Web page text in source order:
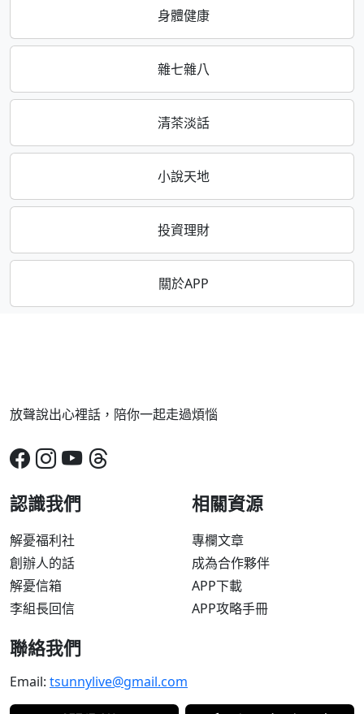
身體健康
雜七雜八
清茶淡話
小說天地
投資理財
關於APP
放聲說出心裡話，陪你一起走過煩惱
認識我們
解憂福利社
創辦人的話
解憂信箱
李組長回信
相關資源
專欄文章
成為合作夥伴
APP下載
APP攻略手冊
聯絡我們
Email: tsunnylive@gmail.com